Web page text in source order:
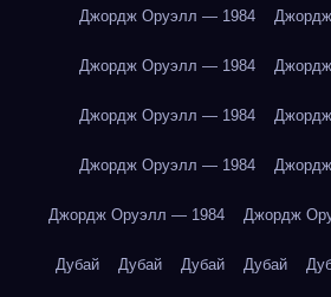
Джордж Оруэлл — 1984
Джордж Оруэлл — 1984
Джордж Оруэлл — 1984
Джордж Оруэлл — 1984
Джордж Оруэлл — 1984 Джордж
Дубай Дубай Дубай Дубай